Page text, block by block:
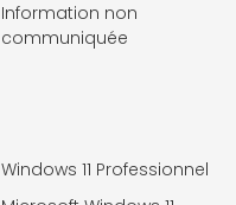
Information non
communiquée
Windows 11 Professionnel